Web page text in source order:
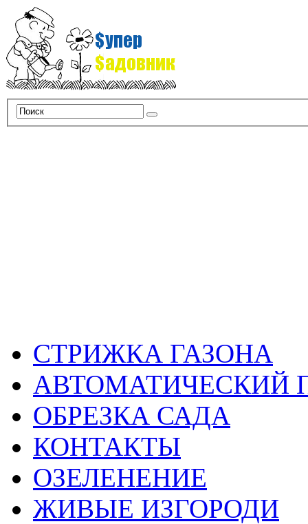
СТРИЖКА ГАЗОНА
АВТОМАТИЧЕСКИЙ
ОБРЕЗКА САДА
КОНТАКТЫ
ОЗЕЛЕНЕНИЕ
ЖИВЫЕ ИЗГОРОДИ